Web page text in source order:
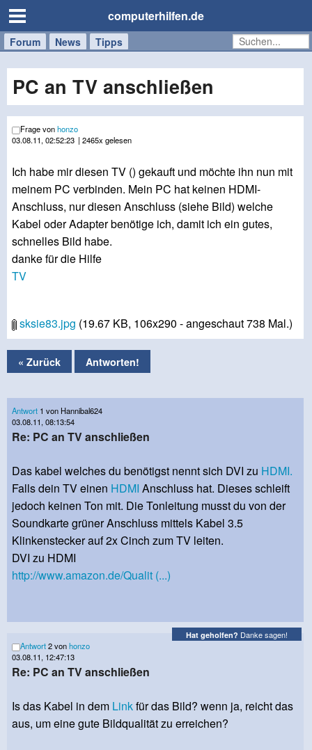
computerhilfen.de
Forum News Tipps
Handy
Tablet
Windows
Mac
PC an TV anschließen
Frage vonhonzo
03.08.11, 02:52:23 | 2465x gelesen
Ich habe mir diesen TV () gekauft und möchte ihn nun mit
meinem PC verbinden. Mein PC hat keinen HDMI-
Anschluss, nur diesen Anschluss (siehe Bild) welche
Kabel oder Adapter benötige ich, damit ich ein gutes,
schnelles Bild habe.
danke für die Hilfe
TV
sksie83.jpg (19.67 KB, 106x290 - angeschaut 738 Mal.)
« Zurück Antworten!
Antwort 1 von Hannibal624
03.08.11, 08:13:54
Re: PC an TV anschließen
Das kabel welches du benötigst nennt sich DVI zu HDMI.
Falls dein TV einen HDMI Anschluss hat. Dieses schleift
jedoch keinen Ton mit. Die Tonleitung musst du von der
Soundkarte grüner Anschluss mittels Kabel 3.5
Klinkenstecker auf 2x Cinch zum TV leiten.
DVI zu HDMI
http://www.amazon.de/Qualit (...)
Hat geholfen? Danke sagen!
Antwort2 vonhonzo
03.08.11, 12:47:13
Re: PC an TV anschließen
Is das Kabel in dem Linkfür das Bild? wenn ja, reicht das
aus, um eine gute Bildqualität zu erreichen?